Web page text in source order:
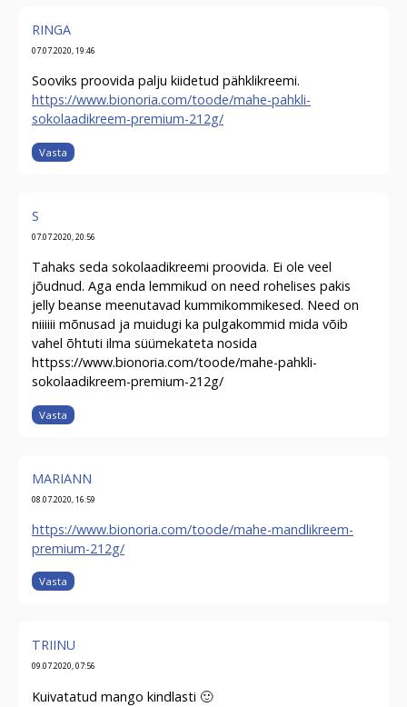
RINGA
07.07.2020, 19:46
Sooviks proovida palju kiidetud pähklikreemi.
https://www.bionoria.com/toode/mahe-pahkli-
sokolaadikreem-premium-212g/
Vasta
S
07.07.2020, 20:56
Tahaks seda sokolaadikreemi proovida. Ei ole veel
jõudnud. Aga enda lemmikud on need rohelises pakis
jelly beanse meenutavad kummikommikesed. Need on
niiiiii mõnusad ja muidugi ka pulgakommid mida võib
vahel õhtuti ilma süümekateta nosida
httpss://www.bionoria.com/toode/mahe-pahkli-
sokolaadikreem-premium-212g/
Vasta
MARIANN
08.07.2020, 16:59
https://www.bionoria.com/toode/mahe-mandlikreem-
premium-212g/
Vasta
TRIINU
09.07.2020, 07:56
Kuivatatud mango kindlasti 🙂